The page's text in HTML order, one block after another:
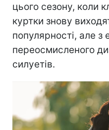
цього сезону, коли
куртки знову
популярності, але з
переосмисленого
силуетів.